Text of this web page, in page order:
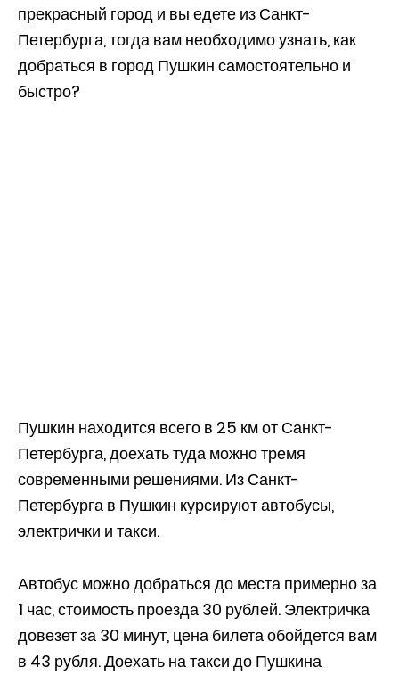
прекрасный город и вы едете из Санкт-
Петербурга, тогда вам необходимо узнать, как
добраться в город Пушкин самостоятельно и
быстро?
Пушкин находится всего в 25 км от Санкт-
Петербурга, доехать туда можно тремя
современными решениями. Из Санкт-
Петербурга в Пушкин курсируют автобусы,
электрички и такси.
Автобус можно добраться до места примерно за
1 час, стоимость проезда 30 рублей. Электричка
довезет за 30 минут, цена билета обойдется вам
в 43 рубля. Доехать на такси до Пушкина